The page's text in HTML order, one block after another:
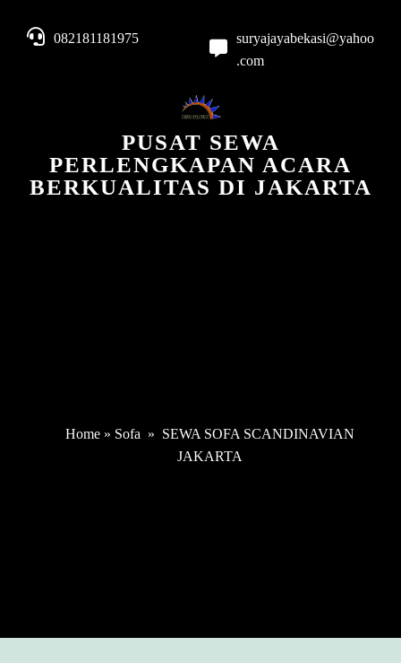
082181181975
suryajayabekasi@yahoo
.com
PUSAT SEWA
PERLENGKAPAN ACARA
BERKUALITAS DI JAKARTA
Home» Sofa » SEWA SOFA SCANDINAVIAN
JAKARTA